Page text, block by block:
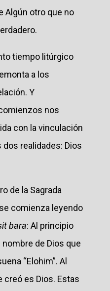
Algún otro que no
tiempo litúrgico
a los
Y
nos
con la vinculación
realidades: Dios
de la Sagrada
comienza leyendo
bara: Al principio
nombre de Dios que
“Elohim”. Al
creó es Dios. Estas